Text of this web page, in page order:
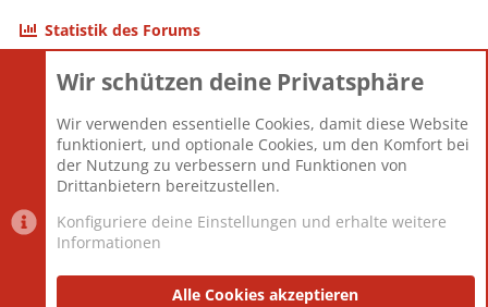
Statistik des Forums
Themen
Mitglieder
12.425
Neuestes Mitglied
Toddster85
Datenschutzerklärung Impressum
Wir schützen deine Privatsphäre
Wir verwenden essentielle Cookies, damit diese Website
funktioniert, und optionale Cookies, um den Komfort bei
der Nutzung zu verbessern und Funktionen von
Drittanbietern bereitzustellen.
Konfiguriere deine Einstellungen und erhalte weitere
Informationen
Alle Cookies akzeptieren